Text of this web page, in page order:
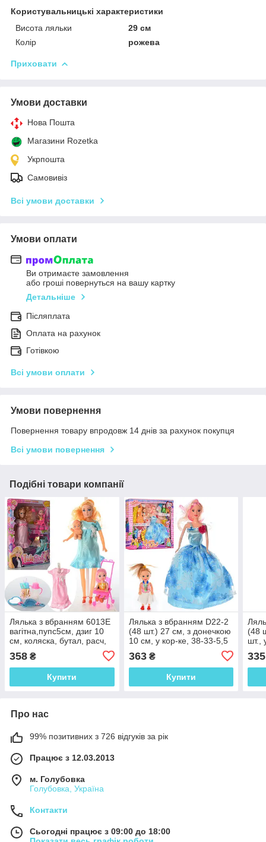
Користувальницькі характеристики
Висота ляльки
29 см
Колір
рожева
Приховати
Умови доставки
Нова Пошта
Магазини Rozetka
Укрпошта
Самовивіз
Всі умови доставки
Умови оплати
Ви отримаєте замовлення
або гроші повернуться на вашу картку
Детальніше
Післяплата
Оплата на рахунок
Готівкою
Всі умови оплати
Умови повернення
Повернення товару впродовж 14 днів за рахунок покупця
Всі умови повернення
Подібні товари компанії
Лялька з вбранням 6013E
вагітна,пупс5см, дзиг 10
см, коляска, бутал, расч,
358 ₴
Купити
Лялька з вбранням D22-2
(48 шт.) 27 см, з донечкою
10 см, у кор-ке, 38-33-5,5
363₴
Купити
(48
шт.,
335
Про нас
99% позитивних з 726 відгуків за рік
Працює з 12.03.2013
м. Голубовка
Голубовка, Україна
Контакти
Сьогодні працює з 09:00 до 18:00